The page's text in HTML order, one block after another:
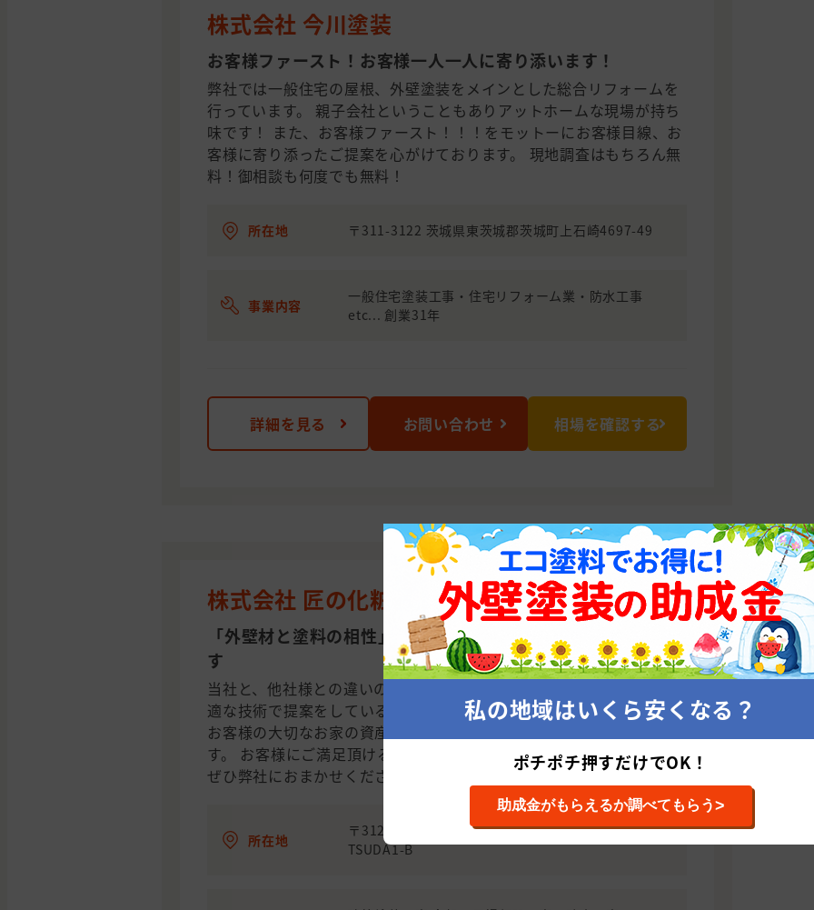
株式会社 今川塗装
お客様ファースト！お客様一人一人に寄り添います！
弊社では一般住宅の屋根、外壁塗装をメインとした総合リフォームを
行っています。 親子会社ということもありアットホームな現場が持ち
味です！ また、お客様ファースト！！！をモットーにお客様目線、お
客様に寄り添ったご提案を心がけております。 現地調査はもちろん無
料！御相談も何度でも無料！
所在地 〒311-3122 茨城県東茨城郡茨城町上石崎4697-49
事業内容
一般住宅塗装工事・住宅リフォーム業・防水工事
etc... 創業31年
詳細を見る お問い合わせ 相場を確認する
株式会社 匠の化粧屋
「外壁材と塗料の相性」と技術で応える新時代の塗装屋さんで
す
当社と、他社様との違いのひとつは、外壁材と塗料の相性を考え、最
適な技術で提案をしているということです。 「50年視点の塗装」で、
お客様の大切なお家の資産価値を最高レベルに保つ提案をしていま
す。 お客様にご満足頂けるよう、誠心誠意対応させていただきます。
ぜひ弊社におまかせくださいませ。
所在地
〒312-0032 茨城県ひたちなか市津田2616-4 CASA
TSUDA1-B
私の地域はいくら安くなる？
ポチポチ押すだけでOK！
助成金がもらえるか調べてもらう>